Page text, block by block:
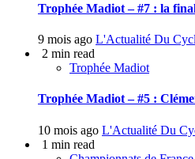
Trophée Madiot – #7 : la
9 mois ago L'Actualité Du
2 min read
Trophée Madiot
Trophée Madiot – #5 :
10 mois ago L'Actualité Du
1 min read